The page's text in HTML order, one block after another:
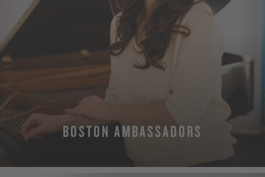
BOSTON AMBASSADORS